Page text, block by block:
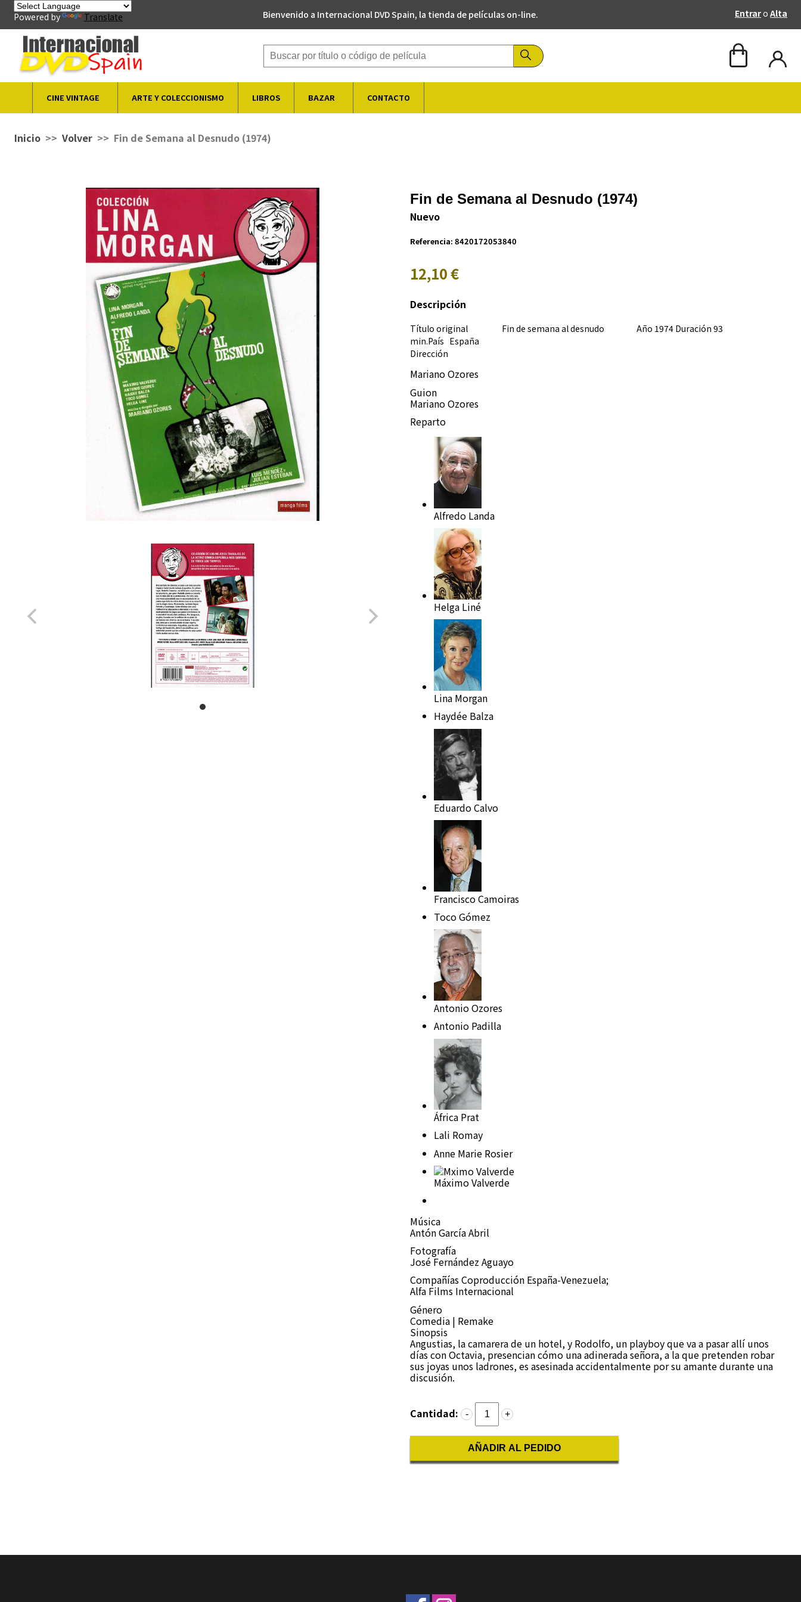
Powered by Translate Bienvenido a Internacional DVD Spain, la tienda de películas on-line. Entraro Alta
Buscador de productos
CINE VINTAGE ARTE Y COLECCIONISMO LIBROS BAZAR CONTACTO
Inicio Volver Fin de Semana al Desnudo (1974)
Fin de Semana al Desnudo (1974)
Nuevo
Referencia: 8420172053840
12,10 €
Descripción
Título original Fin de semana al desnudo Año 1974 Duración 93
min.País España
Dirección
Mariano Ozores
Guion
Mariano Ozores
Reparto
Alfredo Landa
Helga Liné
Lina Morgan
Haydée Balza
Eduardo Calvo
Francisco Camoiras
Toco Gómez
Antonio Ozores
Antonio Padilla
África Prat
Lali Romay
Anne Marie Rosier
Máximo Valverde
Música
Antón García Abril
Fotografía
José Fernández Aguayo
CompañíasCoproducción España-Venezuela;
Alfa Films Internacional
Género
Comedia | Remake
Sinopsis
Angustias, la camarera de un hotel, y Rodolfo, un playboy que va a pasar allí unos
días con Octavia, presencian cómo una adinerada señora, a la que pretenden robar
sus joyas unos ladrones, es asesinada accidentalmente por su amante durante una
discusión.
Cantidad: - +
AÑADIR AL PEDIDO